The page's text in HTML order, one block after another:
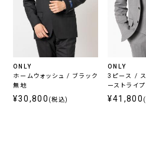
ONLY
ホームウォッシュ / ブラック
無地
¥30,800 (税込)
ONLY
3ピース / ス
ーストライプ
¥41,800